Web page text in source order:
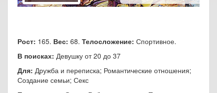
Рост: 165. Вес: 68. Телосложение: Спортивное.
В поисках: Девушку от 20 до 37
Для: Дружба и переписка; Романтические отношения;
Создание семьи; Секс